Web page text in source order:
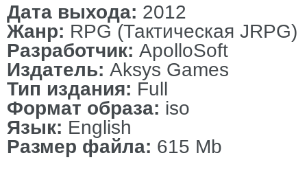
Дата выхода: 2012
Жанр: RPG (Тактическая JRPG)
Разработчик: ApolloSoft
Издатель: Aksys Games
Тип издания: Full
Формат образа: iso
Язык: English
Размер файла: 615 Mb